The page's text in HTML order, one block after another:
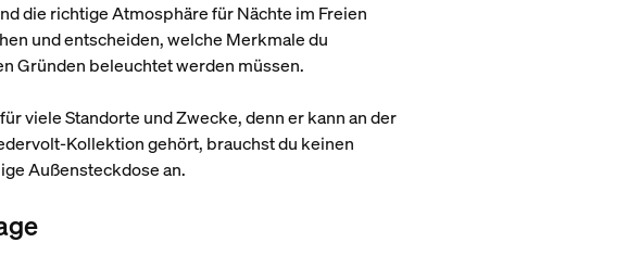
die richtige Atmosphäre für Nächte im Freien
und entscheiden, welche Merkmale du
Gründen beleuchtet werden müssen.
viele Standorte und Zwecke, denn er kann an der
Kollektion gehört, brauchst du keinen
Außensteckdose an.